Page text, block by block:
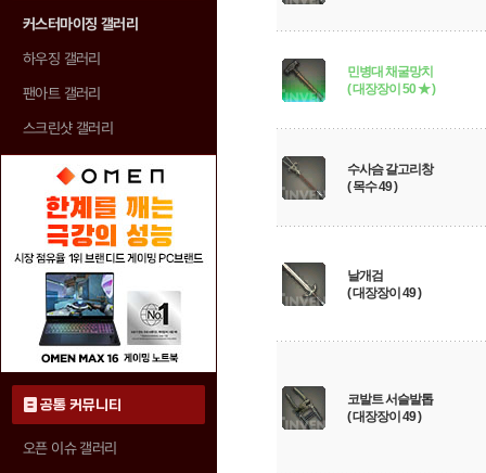
커스터마이징 갤러리
하우징 갤러리
팬아트 갤러리
스크린샷 갤러리
공통 커뮤니티
오픈 이슈 갤러리
민병대 채굴망치
( 대장장이 50 ★ )
수사슴 갈고리창
( 목수 49 )
날개검
( 대장장이 49 )
코발트 서슬발톱
( 대장장이 49 )